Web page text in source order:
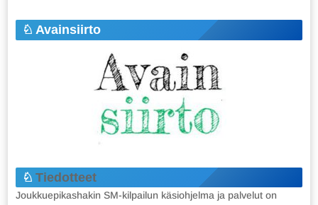
Avainsiirto
Tiedotteet
Joukkuepikashakin SM-kilpailun käsiohjelma ja palvelut on